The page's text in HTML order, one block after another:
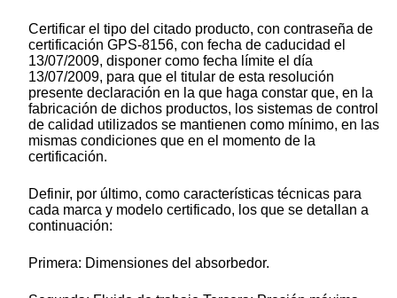
Certificar el tipo del citado producto, con contraseña de
certificación GPS-8156, con fecha de caducidad el
13/07/2009, disponer como fecha límite el día
13/07/2009, para que el titular de esta resolución
presente declaración en la que haga constar que, en la
fabricación de dichos productos, los sistemas de control
de calidad utilizados se mantienen como mínimo, en las
mismas condiciones que en el momento de la
certificación.
Definir, por último, como características técnicas para
cada marca y modelo certificado, los que se detallan a
continuación:
Primera: Dimensiones del absorbedor.